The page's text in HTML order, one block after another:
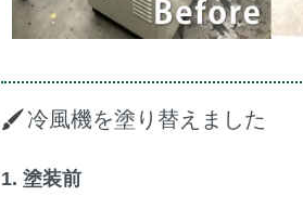
冷風機を塗り替えました
1. 塗装前